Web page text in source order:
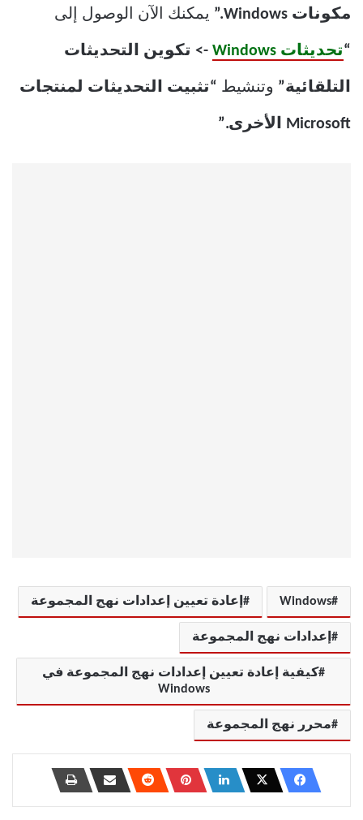
مكونات Windows.” يمكنك الآن الوصول إلى
“تحديثات Windows -> تكوين التحديثات
التلقائية” وتنشيط “تثبيت التحديثات لمنتجات
Microsoft الأخرى.”
Windows إعادة تعيين إعدادات نهج المجموعة
إعدادات نهج المجموعة
كيفية إعادة تعيين إعدادات نهج المجموعة في
Windows
محرر نهج المجموعة